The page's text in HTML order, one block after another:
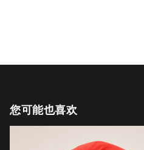
您可能也喜欢